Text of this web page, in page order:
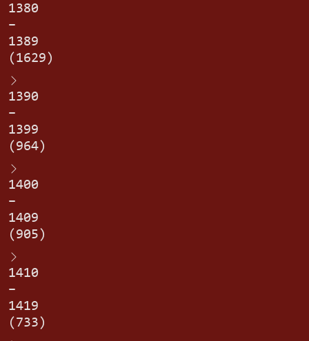
1380
–
1389
(1629)
1390
–
1399
(964)
1400
–
1409
(905)
1410
–
1419
(733)